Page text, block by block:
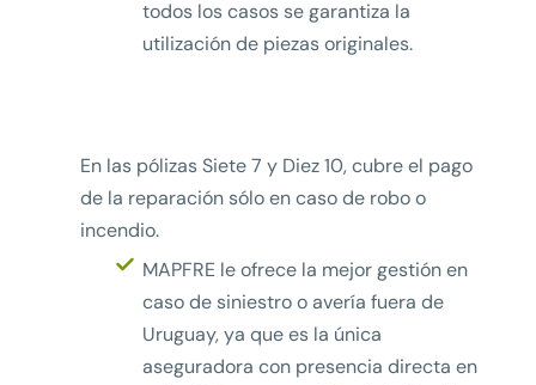
todos los casos se garantiza la
utilización de piezas originales.
En las pólizas Siete 7 y Diez 10, cubre el pago
de la reparación sólo en caso de robo o
incendio.
MAPFRE le ofrece la mejor gestión en
caso de siniestro o avería fuera de
Uruguay, ya que es la única
aseguradora con presencia directa en